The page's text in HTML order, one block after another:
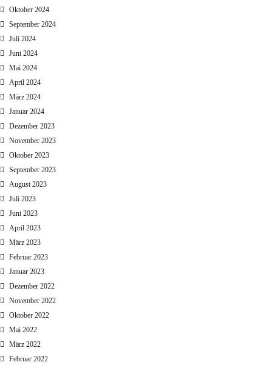
Oktober 2024
September 2024
Juli 2024
Juni 2024
Mai 2024
April 2024
März 2024
Januar 2024
Dezember 2023
November 2023
Oktober 2023
September 2023
August 2023
Juli 2023
Juni 2023
April 2023
März 2023
Februar 2023
Januar 2023
Dezember 2022
November 2022
Oktober 2022
Mai 2022
März 2022
Februar 2022